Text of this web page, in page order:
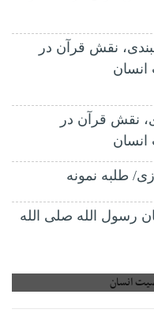
نقش قرآن در
نقش قرآن در
طلبه نمونه
رسول الله صلی الله